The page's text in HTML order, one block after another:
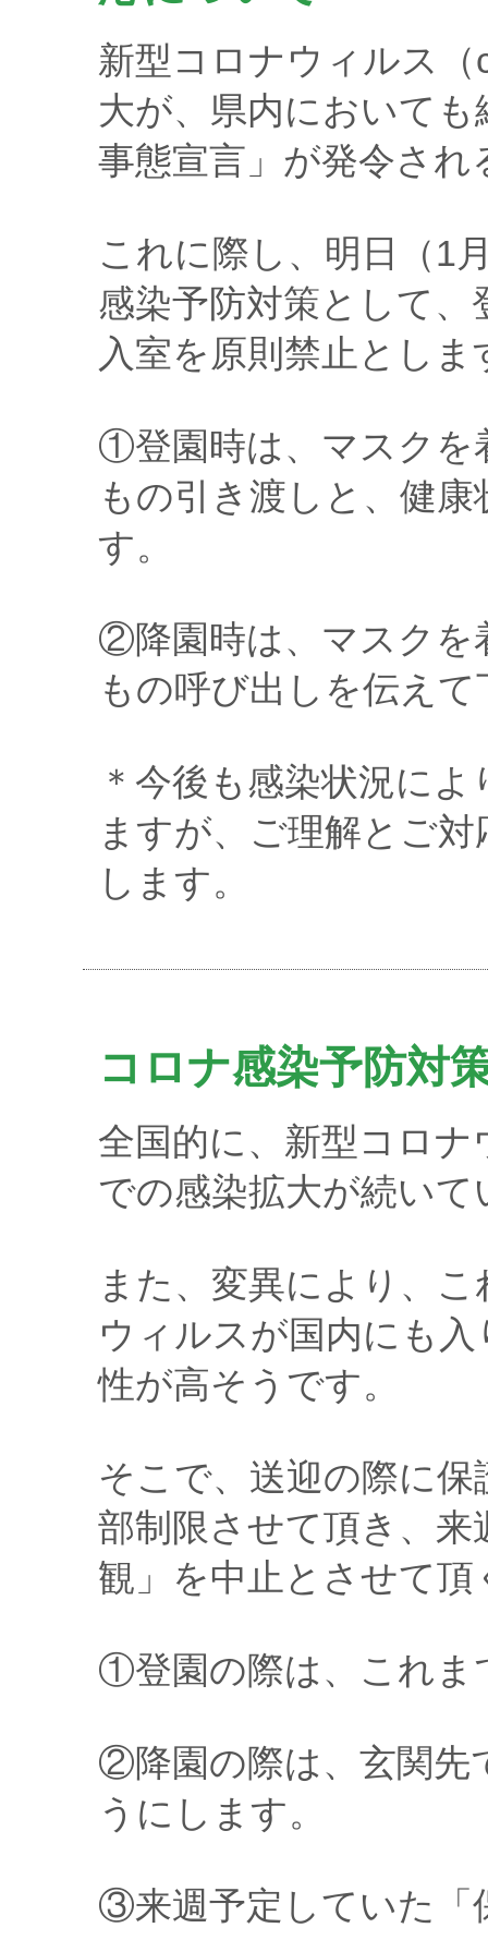
新型コロナウィルス
大が、県内において
事態宣言」が発令さ
これに際し、明日（1
感染予防対策として、
入室を原則禁止としま
①登園時は、マスクを
もの引き渡しと、健
す。
②降園時は、マスクを
もの呼び出しを伝え
＊今後も感染状況に
ますが、ご理解とご
します。
コロナ感染予防対
全国的に、新型コロ
での感染拡大が続いて
また、変異により、
ウィルスが国内にも
性が高そうです。
そこで、送迎の際に
部制限させて頂き、
観」を中止とさせて
①登園の際は、これま
②降園の際は、玄関先
うにします。
③来週予定していた「